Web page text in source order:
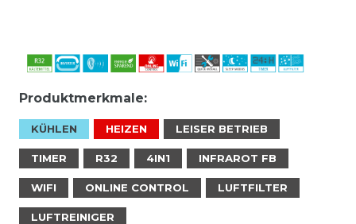
Produktmerkmale:
KÜHLEN HEIZEN LEISER BETRIEB
TIMER R32 4IN1 INFRAROT FB
WIFI ONLINE CONTROL LUFTFILTER
LUFTREINIGER